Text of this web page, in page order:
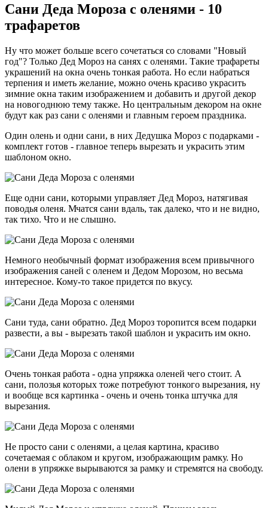
Сани Деда Мороза с оленями - 10
трафаретов
Ну что может больше всего сочетаться со словами "Новый
год"? Только Дед Мороз на санях с оленями. Такие трафареты
украшений на окна очень тонкая работа. Но если набраться
терпения и иметь желание, можно очень красиво украсить
зимние окна таким изображением и добавить и другой декор
на новогоднюю тему также. Но центральным декором на окне
будут как раз сани с оленями и главным героем праздника.
Один олень и одни сани, в них Дедушка Мороз с подарками -
комплект готов - главное теперь вырезать и украсить этим
шаблоном окно.
Еще одни сани, которыми управляет Дед Мороз, натягивая
поводья оленя. Мчатся сани вдаль, так далеко, что и не видно,
так тихо. Что и не слышно.
Немного необычный формат изображения всем привычного
изображения саней с оленем и Дедом Морозом, но весьма
интересное. Кому-то такое придется по вкусу.
Сани туда, сани обратно. Дед Мороз торопится всем подарки
развести, а вы - вырезать такой шаблон и украсить им окно.
Очень тонкая работа - одна упряжка оленей чего стоит. А
сани, полозья которых тоже потребуют тонкого вырезания, ну
и вообще вся картинка - очень и очень тонка штучка для
вырезания.
Не просто сани с оленями, а целая картина, красиво
сочетаемая с облаком и кругом, изображающим рамку. Но
олени в упряжке вырываются за рамку и стремятся на свободу.